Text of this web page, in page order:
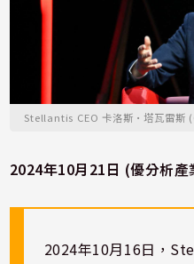
Stellantis CEO 卡洛斯·塔瓦雷斯
2024年10月21日 (優分析產
2024年10月16日，